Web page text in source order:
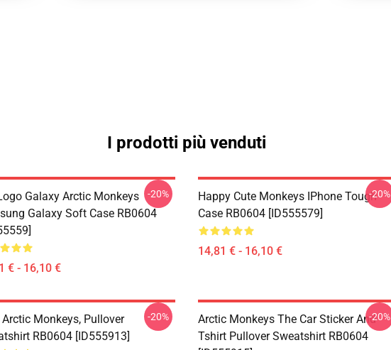
I prodotti più venduti
Galaxy Arctic Monkeys
Galaxy Soft Case RB0604
€ - 16,10 €
-20%
Happy Cute Monkeys IPhone Tough
Case RB0604 [ID555579]
14,81 € - 16,10 €
-20%
Monkeys, Pullover
RB0604 [ID555913]
-20%
Arctic Monkeys The Car Sticker And
Tshirt Pullover Sweatshirt RB0604
-20%